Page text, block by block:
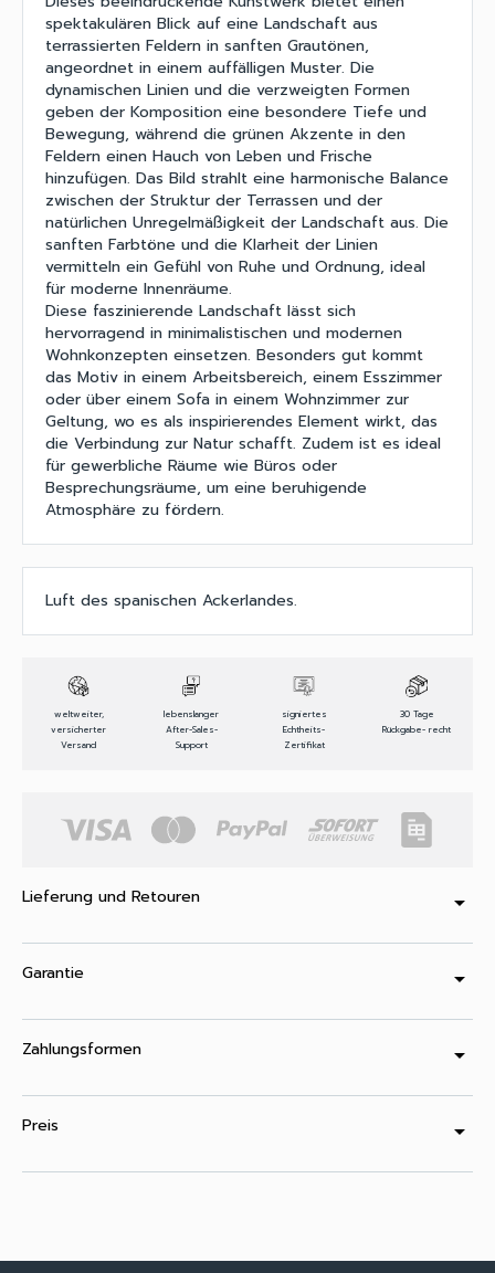
spektakulären Blick auf eine Landschaft aus
terrassierten Feldern in sanften Grautönen,
angeordnet in einem auffälligen Muster. Die
dynamischen Linien und die verzweigten Formen
geben der Komposition eine besondere Tiefe und
Bewegung, während die grünen Akzente in den
Feldern einen Hauch von Leben und Frische
hinzufügen. Das Bild strahlt eine harmonische Balance
zwischen der Struktur der Terrassen und der
natürlichen Unregelmäßigkeit der Landschaft aus. Die
sanften Farbtöne und die Klarheit der Linien
vermitteln ein Gefühl von Ruhe und Ordnung, ideal
für moderne Innenräume.
Diese faszinierende Landschaft lässt sich
hervorragend in minimalistischen und modernen
Wohnkonzepten einsetzen. Besonders gut kommt
das Motiv in einem Arbeitsbereich, einem Esszimmer
oder über einem Sofa in einem Wohnzimmer zur
Geltung, wo es als inspirierendes Element wirkt, das
die Verbindung zur Natur schafft. Zudem ist es ideal
für gewerbliche Räume wie Büros oder
Besprechungsräume, um eine beruhigende
Atmosphäre zu fördern.
Luft des spanischen Ackerlandes.
weltweiter,
versicherter
Versand
lebenslanger
After-Sales-
Support
signiertes
Echtheits-
Zertifikat
30 Tage
Rückgabe- recht
Lieferung und Retouren arrow_drop_down
Garantie arrow_drop_down
Zahlungsformen arrow_drop_down
Preis arrow_drop_down